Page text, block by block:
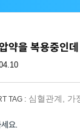
약을 복용중인
TAG : 심혈관계 가
요.